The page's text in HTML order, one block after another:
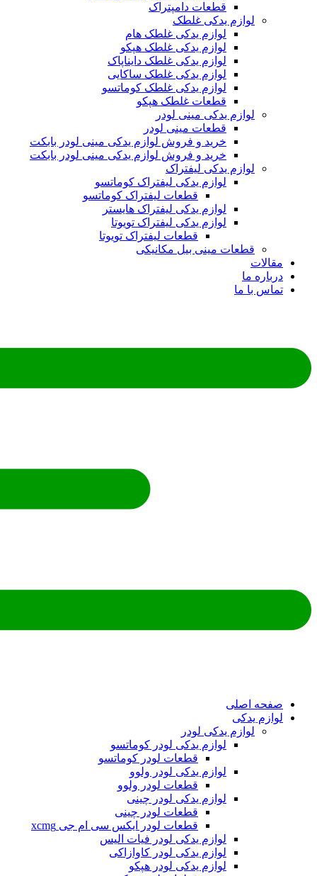
قطعات دامپتراک
لوازم یدکی غلطک
لوازم یدکی غلطک هام
لوازم یدکی غلطک هپکو
لوازم یدکی غلطک دایناپاک
لوازم یدکی غلطک ساکایی
لوازم یدکی غلطک کوماتسو
قطعات غلطک هپکو
لوازم یدکی مینی لودر
قطعات مینی لودر
خرید و فروش لوازم یدکی مینی لودر بابکت
خرید و فروش لوازم یدکی مینی لودر بابکت
لوازم یدکی لیفتراک
لوازم یدکی لیفتراک کوماتسو
قطعات لیفتراک کوماتسو
لوازم یدکی لیفتراک هایستر
لوازم یدکی لیفتراک تویوتا
قطعات لیفتراک تویوتا
قطعات مینی بیل مکانیکی
ما
با ما
اصلی
یدکی
لوازم یدکی لودر
لوازم یدکی لودر کوماتسو
قطعات لودر کوماتسو
لوازم یدکی لودر ولوو
قطعات لودر ولوو
لوازم یدکی لودر چینی
قطعات لودر چینی
قطعات لودر ایکس سی ام جی xcmg
لوازم یدکی لودر فیات الیس
لوازم یدکی لودر کاوازاکی
لوازم یدکی لودر هپکو